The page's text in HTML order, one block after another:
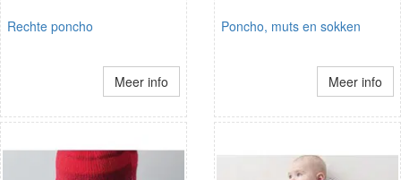
Rechte poncho
Meer info
Poncho, muts en sokken
Meer info